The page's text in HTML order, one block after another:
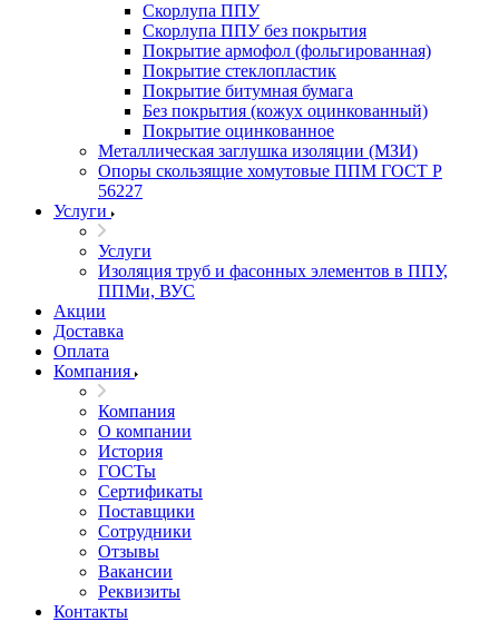
Скорлупа ППУ
Скорлупа ППУ без покрытия
Покрытие армофол (фольгированная)
Покрытие стеклопластик
Покрытие битумная бумага
Без покрытия (кожух оцинкованный)
Покрытие оцинкованное
Металлическая заглушка изоляции (МЗИ)
Опоры скользящие хомутовые ППМ ГОСТ Р
56227
Услуги
Услуги
Изоляция труб и фасонных элементов в ППУ,
ППМи, ВУС
Акции
Доставка
Оплата
Компания
Компания
О компании
История
ГОСТы
Сертификаты
Поставщики
Сотрудники
Отзывы
Вакансии
Реквизиты
Контакты